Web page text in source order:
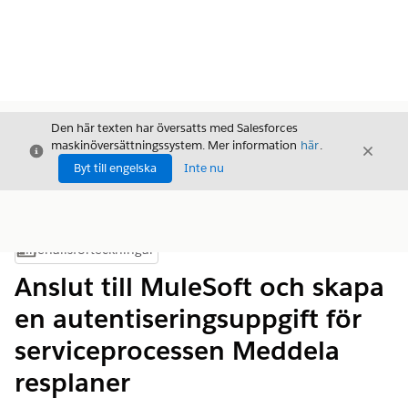
Stäng
Den här texten har översatts med Salesforces
maskinöversättningssystem. Mer information här.
Byt till engelska
Inte nu
Stäng
Visa innehållsförteckning
Innehållsförteckningar
Anslut till MuleSoft och skapa
en autentiseringsuppgift för
serviceprocessen Meddela
resplaner